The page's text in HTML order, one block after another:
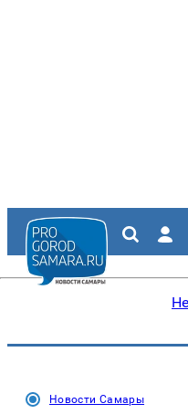
Новости Самары